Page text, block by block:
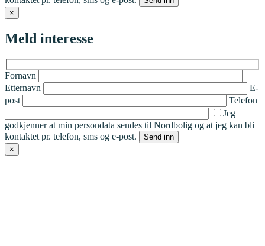
×
Meld interesse
Fornavn
Etternavn
E-
post
Telefon
Jeg
godkjenner at min persondata sendes til Nordbolig og at jeg kan bli
kontaktet pr. telefon, sms og e-post.
×